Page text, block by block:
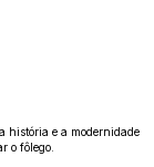
história e a modernidade
o fôlego.